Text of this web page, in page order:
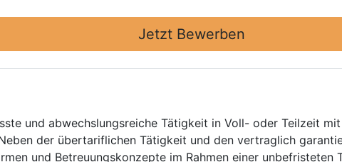
Jetzt Bewerben
und abwechslungsreiche Tätigkeit in Voll- oder Teilzeit
der übertariflichen Tätigkeit und den vertraglich
und Betreuungskonzepte im Rahmen einer unbefristeten